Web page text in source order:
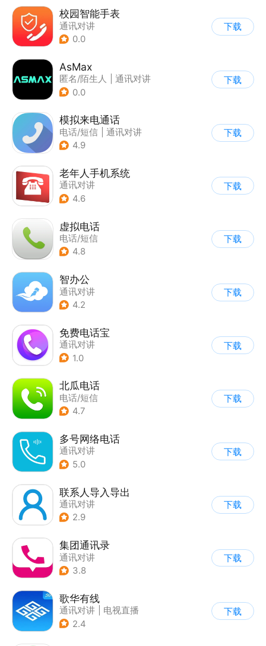
校园智能手表
通讯对讲
0.0
下载
AsMax
匿名/陌生人
通讯对讲
0.0
下载
模拟来电通话
电话/短信
通讯对讲
4.9
下载
老年人手机系统
通讯对讲
4.6
下载
虚拟电话
电话/短信
4.8
下载
智办公
通讯对讲
4.2
下载
免费电话宝
通讯对讲
1.0
下载
北瓜电话
电话/短信
4.7
下载
多号网络电话
通讯对讲
5.0
下载
联系人导入导出
通讯对讲
2.9
下载
集团通讯录
通讯对讲
3.8
下载
歌华有线
通讯对讲
电视直播
2.4
下载